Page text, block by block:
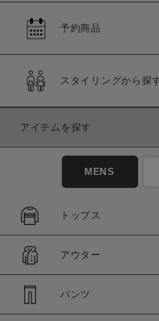
予約商品
スタイリングから探
アイテムを探す
MENS
トップス
アウター
パンツ